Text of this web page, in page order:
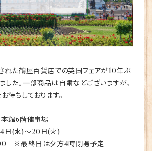
れた鶴屋百貨店での英国フェアが10年ぶ
した。一部商品は自粛などございますが、
待ちしております。
館6階催事場
日(水)～20日(火)
※最終日は夕方4時閉場予定